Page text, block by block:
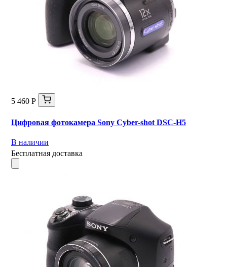
5 460 Р
Цифровая фотокамера Sony Cyber-shot DSC-H5
В наличии
Бесплатная доставка